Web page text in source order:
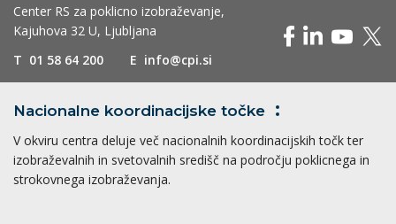
Center RS za poklicno izobraževanje,
Kajuhova 32 U, Ljubljana
T 01 58 64 200 E info@cpi.si
Nacionalne koordinacijske točke
V okviru centra deluje več nacionalnih koordinacijskih točk ter
izobraževalnih in svetovalnih središč na področju poklicnega in
strokovnega izobraževanja.